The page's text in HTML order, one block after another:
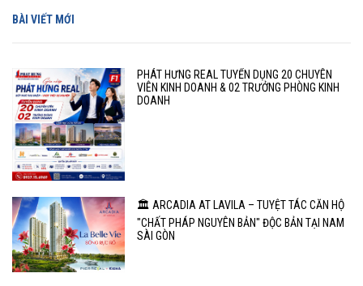
BÀI VIẾT MỚI
PHÁT HƯNG REAL TUYỂN DỤNG 20 CHUYÊN
VIÊN KINH DOANH & 02 TRƯỞNG PHÒNG KINH
DOANH
🏛️ ARCADIA AT LAVILA – TUYỆT TÁC CĂN HỘ
"CHẤT PHÁP NGUYÊN BẢN" ĐỘC BẢN TẠI NAM
SÀI GÒN